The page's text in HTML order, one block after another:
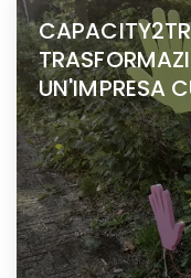
UN'IMPRESA